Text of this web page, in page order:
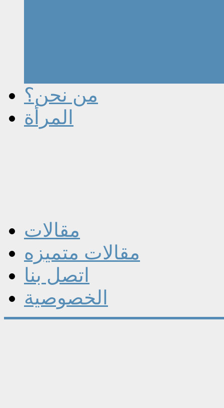
من نحن؟
المرأة
مقالات
مقالات متميزه
اتصل بنا
الخصوصية